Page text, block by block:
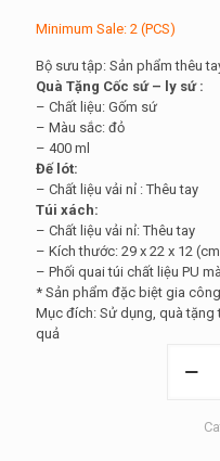
Minimum Sale: 2 (PCS)
Bộ sưu tập: Sản phẩm thêu
Quà Tặng Cốc sứ – ly sứ :
– Chất liệu: Gốm sứ
– Màu sắc: đỏ
– 400 ml
Đế lót:
– Chất liệu vải nỉ : Thêu tay
Túi xách:
– Chất liệu vải nỉ: Thêu tay
– Kích thước: 29 x 22 x 12
– Phối quai túi chất liệu PU
* Sản phẩm đặc biệt gia
Mục đích: Sử dụng, quà tặng
quả